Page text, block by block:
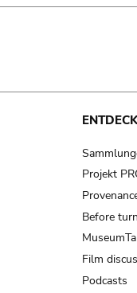
Projekt
Before
Film
Podcasts